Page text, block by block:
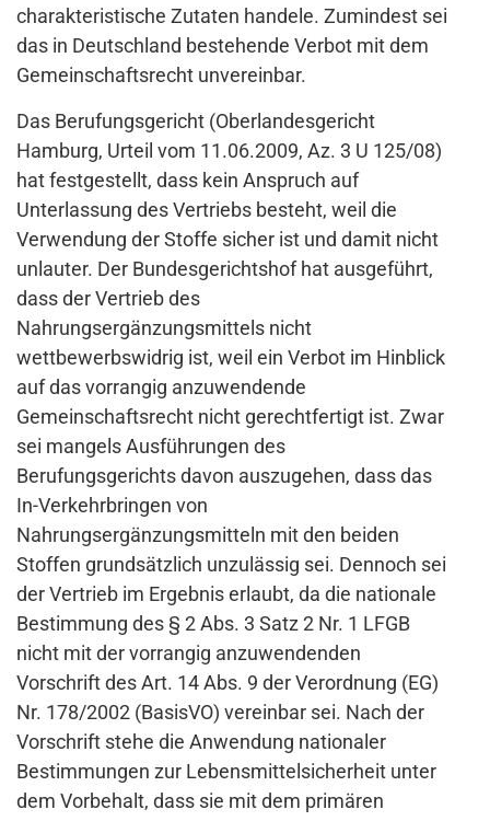
charakteristische Zutaten handele. Zumindest sei
das in Deutschland bestehende Verbot mit dem
Gemeinschaftsrecht unvereinbar.
Das Berufungsgericht (Oberlandesgericht
Hamburg, Urteil vom 11.06.2009, Az. 3 U 125/08)
hat festgestellt, dass kein Anspruch auf
Unterlassung des Vertriebs besteht, weil die
Verwendung der Stoffe sicher ist und damit nicht
unlauter. Der Bundesgerichtshof hat ausgeführt,
dass der Vertrieb des
Nahrungsergänzungsmittels nicht
wettbewerbswidrig ist, weil ein Verbot im Hinblick
auf das vorrangig anzuwendende
Gemeinschaftsrecht nicht gerechtfertigt ist. Zwar
sei mangels Ausführungen des
Berufungsgerichts davon auszugehen, dass das
In-Verkehrbringen von
Nahrungsergänzungsmitteln mit den beiden
Stoffen grundsätzlich unzulässig sei. Dennoch sei
der Vertrieb im Ergebnis erlaubt, da die nationale
Bestimmung des § 2 Abs. 3 Satz 2 Nr. 1 LFGB
nicht mit der vorrangig anzuwendenden
Vorschrift des Art. 14 Abs. 9 der Verordnung (EG)
Nr. 178/2002 (BasisVO) vereinbar sei. Nach der
Vorschrift stehe die Anwendung nationaler
Bestimmungen zur Lebensmittelsicherheit unter
dem Vorbehalt, dass sie mit dem primären